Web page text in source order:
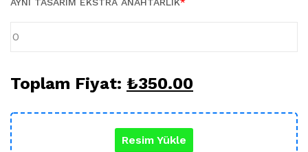
Karikatür Sevgili Tablo (29)
Sevgili Model Kupa (5)
Toplam Fiyat: ₺350.00
Resim Yükle